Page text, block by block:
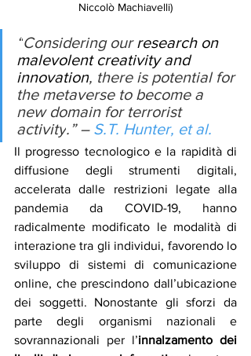
Niccolò Machiavelli)
“Considering our research on
malevolent creativity and
innovation, there is potential for
the metaverse to become a
new domain for terrorist
activity.” – S.T. Hunter, et al.
Il progresso tecnologico e la rapidità di
diffusione degli strumenti digitali,
accelerata dalle restrizioni legate alla
pandemia da COVID-19, hanno
radicalmente modificato le modalità di
interazione tra gli individui, favorendo lo
sviluppo di sistemi di comunicazione
online, che prescindono dall’ubicazione
dei soggetti. Nonostante gli sforzi da
parte degli organismi nazionali e
sovrannazionali per l’innalzamento dei